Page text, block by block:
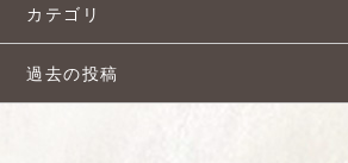
カテゴリ
過去の投稿